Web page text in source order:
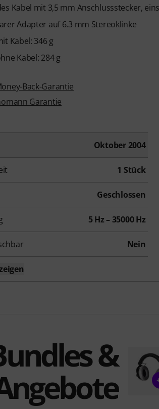
Kabel mit 3,5 mm Anschlussstecker,
Adapter auf 6.3 mm Stereoklinke
Kabel: 346 g
Kabel: 284 g
Back-Garantie
Garantie
Oktober 2004
1 Stück
Geschlossen
5 Hz – 35000 Hz
Nein
&